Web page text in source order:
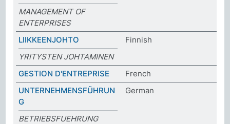
MANAGEMENT OF
ENTERPRISES
LIIKKEENJOHTO
Finnish
YRITYSTEN JOHTAMINEN
GESTION D'ENTREPRISE
French
UNTERNEHMENSFÜHRUN
G
German
BETRIEBSFUEHRUNG